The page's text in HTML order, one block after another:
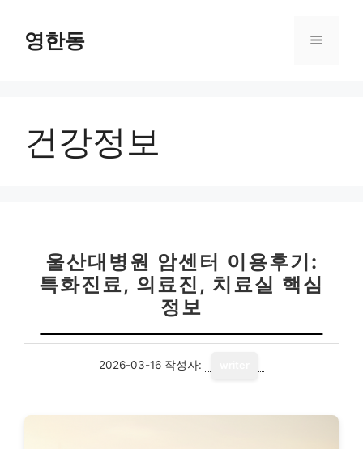
영한동 메
건강정보
울산대병원 암센터 이용후기:
특화진료, 의료진, 치료실 핵심
정보
2026-03-16 작성자: